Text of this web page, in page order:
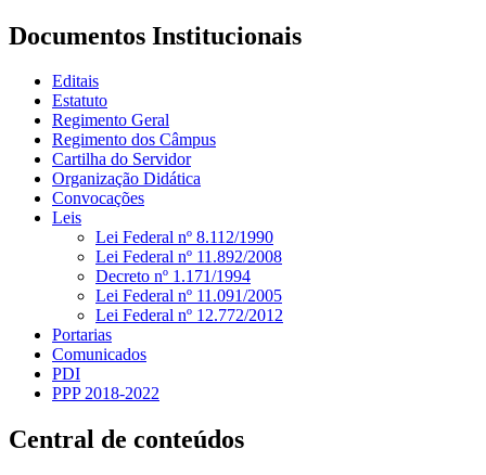
Documentos Institucionais
Editais
Estatuto
Regimento Geral
Regimento dos Câmpus
Cartilha do Servidor
Organização Didática
Convocações
Leis
Lei Federal nº 8.112/1990
Lei Federal nº 11.892/2008
Decreto nº 1.171/1994
Lei Federal nº 11.091/2005
Lei Federal nº 12.772/2012
Portarias
Comunicados
PDI
PPP 2018-2022
Central de conteúdos